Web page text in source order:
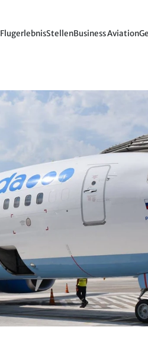
FlugerlebnisStellenBusiness Aviation